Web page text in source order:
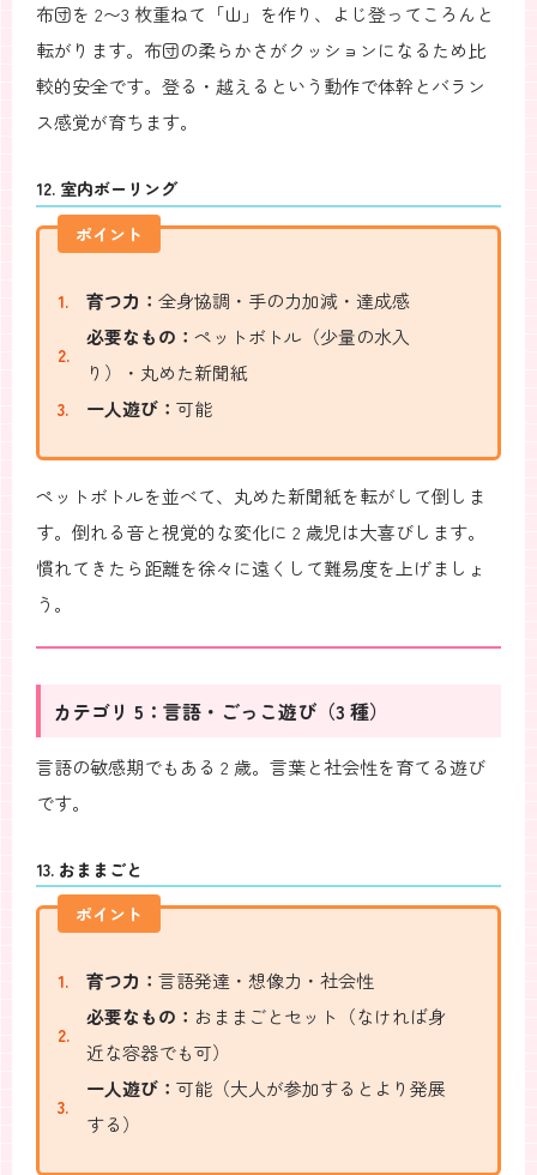
布団を 2〜3 枚重ねて「山」を作り、よじ登ってころんと
転がります。布団の柔らかさがクッションになるため比
較的安全です。登る・越えるという動作で体幹とバラン
ス感覚が育ちます。
12. 室内ボーリング
ポイント
育つ力： 全身協調・手の力加減・達成感
必要なもの： ペットボトル（少量の水入
り）・丸めた新聞紙
一人遊び： 可能
ペットボトルを並べて、丸めた新聞紙を転がして倒しま
す。倒れる音と視覚的な変化に 2 歳児は大喜びします。
慣れてきたら距離を徐々に遠くして難易度を上げましょ
う。
カテゴリ 5：言語・ごっこ遊び（3 種）
言語の敏感期でもある 2 歳。言葉と社会性を育てる遊び
です。
13. おままごと
ポイント
育つ力： 言語発達・想像力・社会性
必要なもの： おままごとセット（なければ身
近な容器でも可）
一人遊び： 可能（大人が参加するとより発展
する）